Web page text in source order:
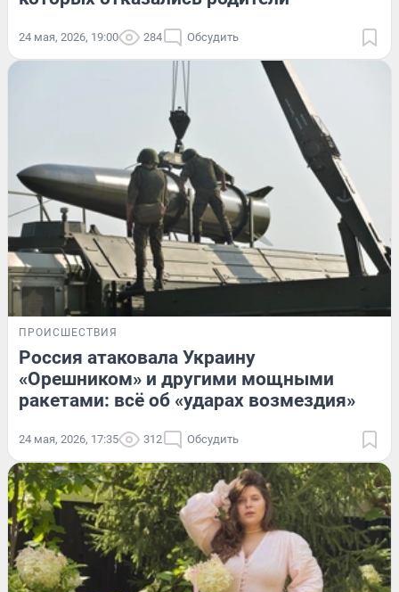
24 мая, 2026, 19:00 284 Обсудить
ПРОИСШЕСТВИЯ
Россия атаковала Украину
«Орешником» и другими мощными
ракетами: всё об «ударах возмездия»
24 мая, 2026, 17:35 312 Обсудить